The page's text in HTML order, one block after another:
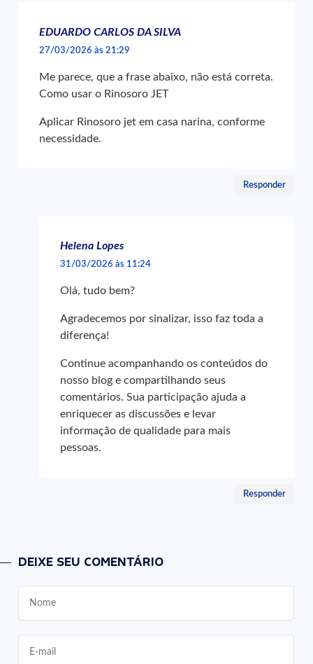
EDUARDO CARLOS DA SILVA
27/03/2026 às 21:29
Me parece, que a frase abaixo, não está correta.
Como usar o Rinosoro JET
Aplicar Rinosoro jet em casa narina, conforme
necessidade.
Responder
Helena Lopes
31/03/2026 às 11:24
Olá, tudo bem?
Agradecemos por sinalizar, isso faz toda a
diferença!
Continue acompanhando os conteúdos do
nosso blog e compartilhando seus
comentários. Sua participação ajuda a
enriquecer as discussões e levar
informação de qualidade para mais
pessoas.
Responder
DEIXE SEU COMENTÁRIO